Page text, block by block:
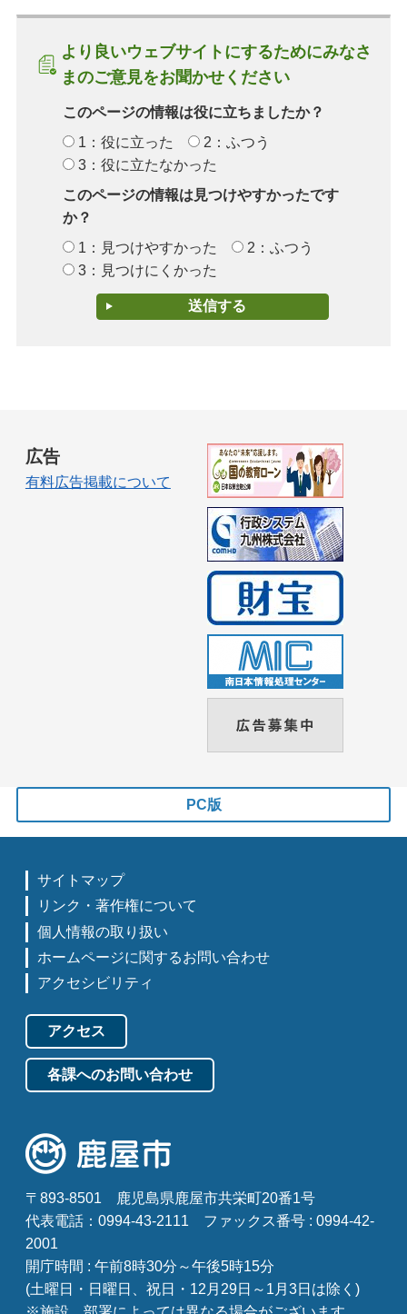
より良いウェブサイトにするためにみなさ
まのご意見をお聞かせください
このページの情報は役に立ちましたか？
1：役に立った
2：ふつう
3：役に立たなかった
このページの情報は見つけやすかったです
か？
1：見つけやすかった
2：ふつう
3：見つけにくかった
広告
有料広告掲載について
PC版
サイトマップ
リンク・著作権について
個人情報の取り扱い
ホームページに関するお問い合わせ
アクセシビリティ
アクセス
各課へのお問い合わせ
〒893-8501
鹿児島県鹿屋市共栄町20番1号
代表電話：0994-43-2111
ファックス番号 : 0994-42-
2001
開庁時間 : 午前8時30分～午後5時15分
(土曜日・日曜日、祝日・12月29日～1月3日は除く)